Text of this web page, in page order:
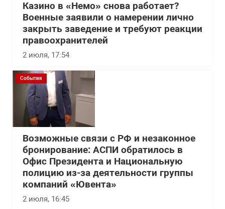
Казино в «Немо» снова работает?
Военные заявили о намерении лично
закрыть заведение и требуют реакции
правоохранителей
2 июля, 17:54
События
Возможные связи с РФ и незаконное
бронирование: АСПИ обратилось в
Офис Президента и Национальную
полицию из-за деятельности группы
компаний «Ювента»
2 июля, 16:45